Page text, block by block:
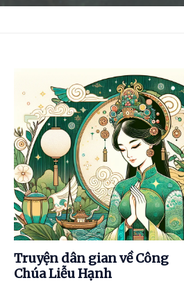
Truyện dân gian về Công
Chúa Liễu Hạnh